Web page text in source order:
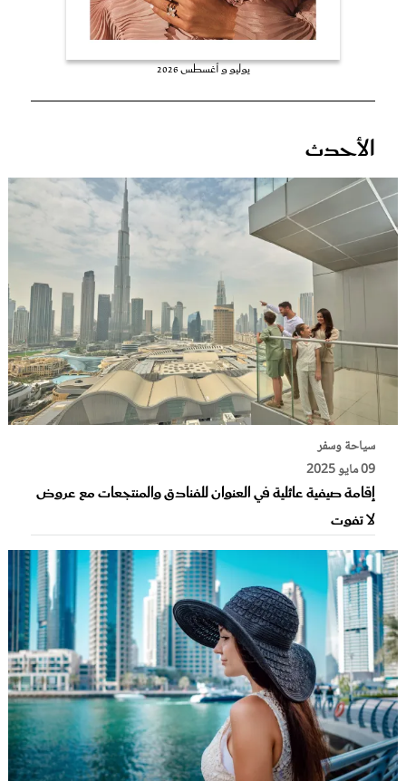
يوليو و أغسطس 2026
الأحدث
سياحة وسفر
09 مايو 2025
إقامة صيفية عائلية في العنوان للفنادق والمنتجعات مع عروض
لا تفوت
غلاف رفمي